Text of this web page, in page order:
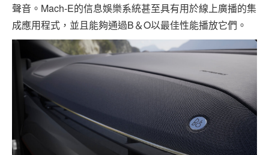
聲音。Mach-E的信息娛樂系統甚至具有用於線上廣播的集
成應用程式，並且能夠通過B＆O以最佳性能播放它們。